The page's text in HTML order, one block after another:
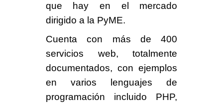
que hay en el mercado
dirigido a la PyME.
Cuenta con más de 400
servicios web, totalmente
documentados, con ejemplos
en varios lenguajes de
programación incluido PHP,